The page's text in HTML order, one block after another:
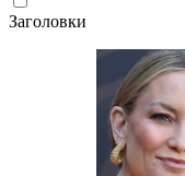
Заголовки